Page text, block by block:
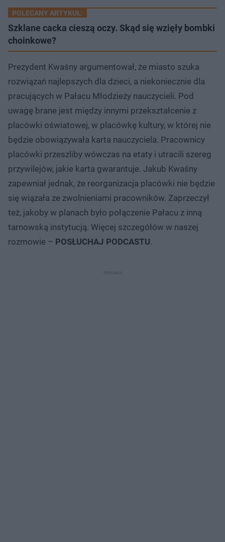
POLECANY ARTYKUŁ:
Szklane cacka cieszą oczy. Skąd się wzięły bombki
choinkowe?
Prezydent Kwaśny argumentował, że miasto szuka
rozwiązań najlepszych dla dzieci, a niekoniecznie dla
pracujących w Pałacu Młodzieży nauczycieli. Pod
uwagę brane jest między innymi przekształcenie z
placówki oświatowej, w placówkę kultury, w której nie
będzie obowiązywała karta nauczyciela. Pracownicy
placówki przeszliby wówczas na etaty i utracili szereg
przywilejów, jakie karta gwarantuje. Jakub Kwaśny
zapewniał jednak, że reorganizacja placówki nie będzie
się wiązała ze zwolnieniami pracowników. Zaprzeczył
też, jakoby w planach było połączenie Pałacu z inną
tarnowską instytucją. Więcej szczegółów w naszej
rozmowie – POSŁUCHAJ PODCASTU.